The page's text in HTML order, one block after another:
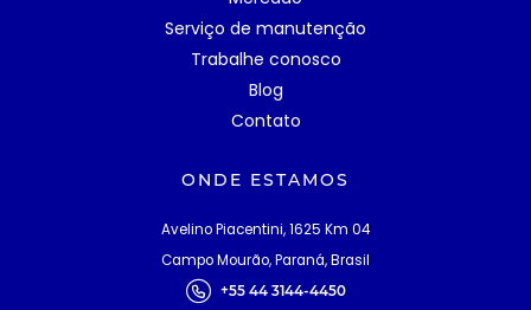
Serviço de manutenção
Trabalhe conosco
Blog
Contato
ONDE ESTAMOS
Avelino Piacentini, 1625 Km 04
Campo Mourão, Paraná, Brasil
+55 44 3144-4450